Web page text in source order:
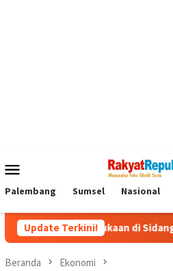
Mobile
Palembang Sumsel Nasional
Update Terkini!
bukaan di Sidang Praperadilan
Beranda Ekonomi